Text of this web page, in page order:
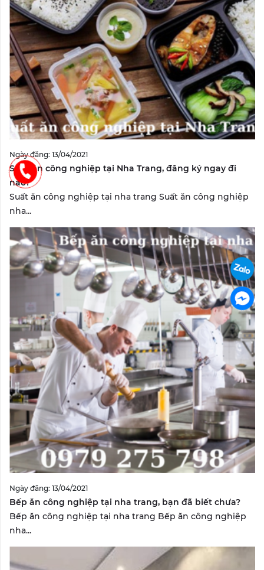
Ngày đăng: 13/04/2021
Suất ăn công nghiệp tại Nha Trang, đăng ký ngay đi
nào?
Suất ăn công nghiệp tại nha trang Suất ăn công nghiệp
nha...
Ngày đăng: 13/04/2021
Bếp ăn công nghiệp tại nha trang, bạn đã biết chưa?
Bếp ăn công nghiệp tại nha trang Bếp ăn công nghiệp
nha...